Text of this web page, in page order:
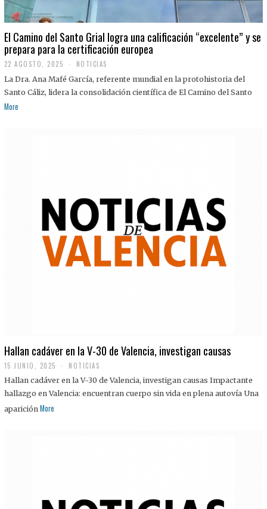
El Camino del Santo Grial logra una calificación “excelente” y se
prepara para la certificación europea
22 AGOSTO, 2025
2
A
G
NOTICIAS
La Dra. Ana Mafé García, referente mundial en la protohistoria del
Santo Cáliz, lidera la consolidación científica de El Camino del Santo
More
Hallan cadáver en la V-30 de Valencia, investigan causas
15 JUNIO, 2025 NOTICIAS
Hallan cadáver en la V-30 de Valencia, investigan causas Impactante
hallazgo en Valencia: encuentran cuerpo sin vida en plena autovía Una
aparición More